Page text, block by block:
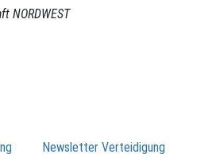
NORDWEST
Newsletter Verteidigung